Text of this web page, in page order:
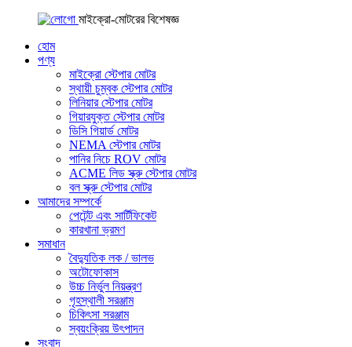
মাইক্রো-মোটরের বিশেষজ্ঞ
হোম
পণ্য
মাইক্রো স্টেপার মোটর
স্থায়ী চুম্বক স্টেপার মোটর
লিনিয়ার স্টেপার মোটর
গিয়ারযুক্ত স্টেপার মোটর
ডিসি গিয়ার্ড মোটর
NEMA স্টেপার মোটর
পানির নিচে ROV মোটর
ACME লিড স্ক্রু স্টেপার মোটর
বল স্ক্রু স্টেপার মোটর
আমাদের সম্পর্কে
পেটেন্ট এবং সার্টিফিকেট
কারখানা ভ্রমণ
সমাধান
বৈদ্যুতিক লক / ভালভ
অটোফোকাস
উচ্চ নির্ভুল নিয়ন্ত্রণ
গৃহস্থালী সরঞ্জাম
চিকিৎসা সরঞ্জাম
স্বয়ংক্রিয় উৎপাদন
সংবাদ